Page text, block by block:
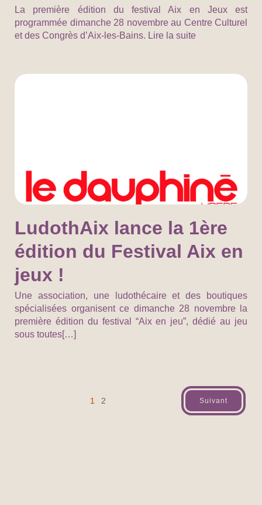
La première édition du festival Aix en Jeux est
programmée dimanche 28 novembre au Centre Culturel
et des Congrès d’Aix-les-Bains. Lire la suite
LudothAix lance la 1ère
édition du Festival Aix en
jeux !
Une association, une ludothécaire et des boutiques
spécialisées organisent ce dimanche 28 novembre la
première édition du festival “Aix en jeu”, dédié au jeu
sous toutes[…]
1 2 Suivant